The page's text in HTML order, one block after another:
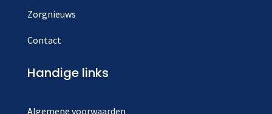
Zorgnieuws
Contact
Handige links
Algemene voorwaarden